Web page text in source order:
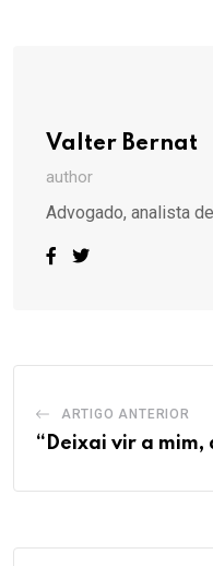
Valter Bernat
author
Advogado, analista
ARTIGO ANTERIOR
“Deixai vir a mim,